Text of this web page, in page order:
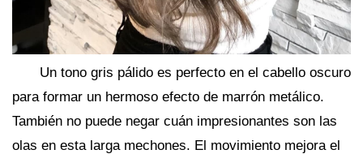
Un tono gris pálido es perfecto en el cabello oscuro
para formar un hermoso efecto de marrón metálico.
También no puede negar cuán impresionantes son las
olas en esta larga mechones. El movimiento mejora el